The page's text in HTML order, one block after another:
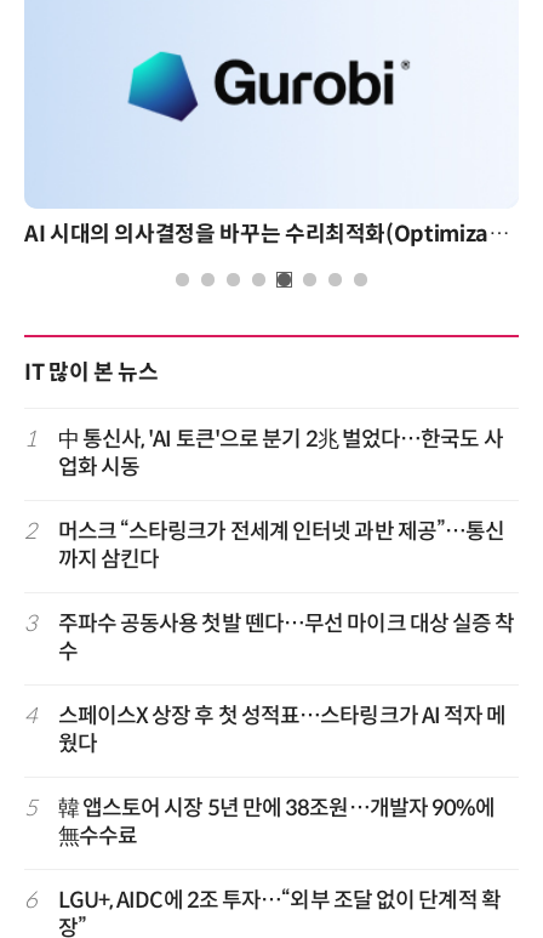
AI 시대의 의사결정을 바꾸는 수리최적화(Optimization): 실제 산업 적용 사례와 활용 전략
IT 많이 본 뉴스
1
中 통신사, 'AI 토큰'으로 분기 2兆 벌었다…한국도 사
업화 시동
2
머스크 “스타링크가 전세계 인터넷 과반 제공”…통신
까지 삼킨다
3
주파수 공동사용 첫발 뗀다…무선 마이크 대상 실증 착
수
4
스페이스X 상장 후 첫 성적표…스타링크가 AI 적자 메
웠다
5
韓 앱스토어 시장 5년 만에 38조원…개발자 90%에
無수수료
6
LGU+, AIDC에 2조 투자…“외부 조달 없이 단계적 확
장”